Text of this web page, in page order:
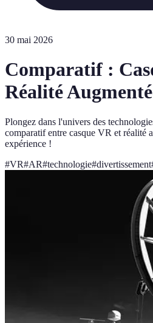
30 mai 2026
Comparatif :
Réalité
Plongez dans l'univers des
comparatif entre casque VR et réalité
expérience !
#VR#AR#technologie#divertissement